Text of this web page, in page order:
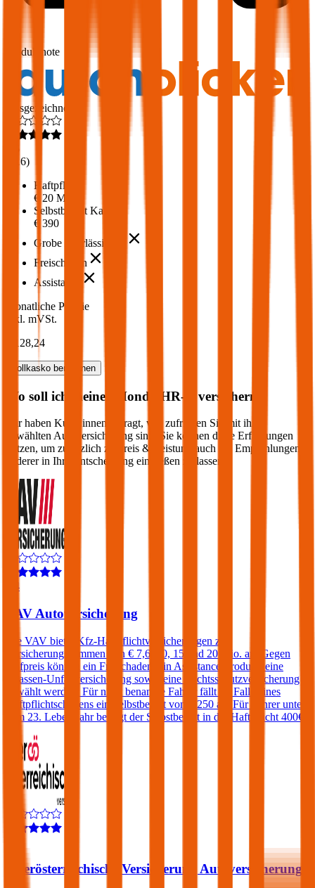
Produktnote
Ausgezeichnet
216)
Haftpflicht
€ 20 Mio.
Selbstbehalt Kasko
€ 390
Grobe Fahrlässigkeit
Freischaden
Assistance
Monatliche Prämie
inkl. mVSt.
€ 128,24
Vollkasko berechnen
Wo soll ich meinen Honda HR-V versichern?
Wir haben Kund:innen befragt, wie zufrieden Sie mit ihrer
gewählten Autoversicherung sind. Sie können diese Erfahrungen
nutzen, um zusätzlich zu Preis & Leistung auch die Empfehlungen
anderer in Ihre Entscheidung einfließen zu lassen:
4,4
VAV Autoversicherung
Die VAV bietet Kfz-Haftpflichtversicherungen zu
Versicherungssummen von € 7,6, 10, 15 und 20 Mio. an. Gegen
Aufpreis können ein Freischaden, ein Assistance-Produkt, eine
Insassen-Unfallversicherung sowie eine Rechtsschutzversicherung
gewählt werden. Für nicht benannte Fahrer fällt im Falle eines
Haftpflichtschadens ein Selbstbehalt von € 250 an. Für Fahrer unter
dem 23. Lebensjahr beträgt der Selbstbehalt in der Haftpflicht 400€.
Oberösterreichische Versicherung Autoversicherung